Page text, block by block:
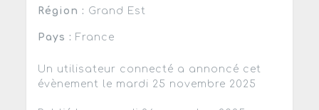
Région : Grand Est
Pays : France
Un utilisateur connecté a annoncé cet
évènement le mardi 25 novembre 2025